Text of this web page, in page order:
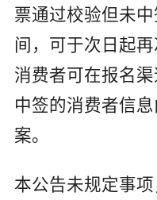
票通过校验但未
间，可于次日起
消费者可在报名
中签的消费者信
案。
本公告未规定事